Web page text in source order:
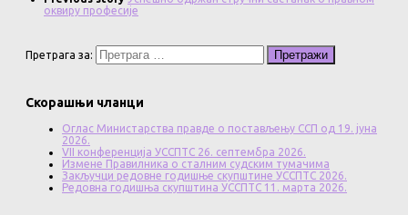
оквиру професије
Претрага за:
Скорашњи чланци
Оглас Министарства правде о постављењу ССП од 19. јуна
2026.
VII конференција УССПТС 26. септембра 2026.
Измене Правилника о сталним судским тумачима
Закључци редовне годишње скупштине УССПТС 2026.
Редовна годишња скупштина УССПТС 11. марта 2026.